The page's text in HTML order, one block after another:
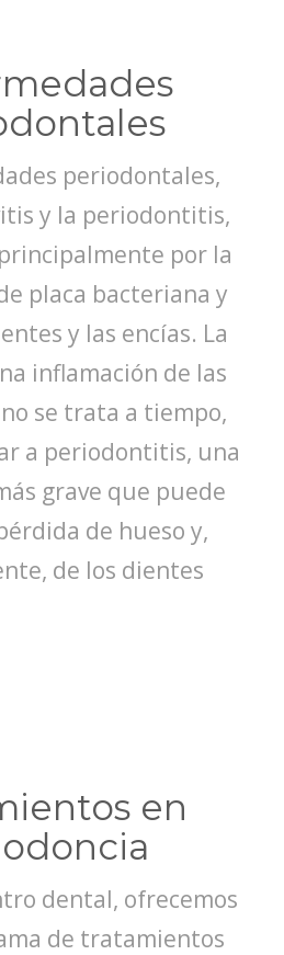
periodontales,
y la periodontitis,
por la
placa bacteriana y
y las encías. La
inflamación de las
se trata a tiempo,
a periodontitis, una
grave que puede
de hueso y,
de los dientes
en
dental, ofrecemos
de tratamientos